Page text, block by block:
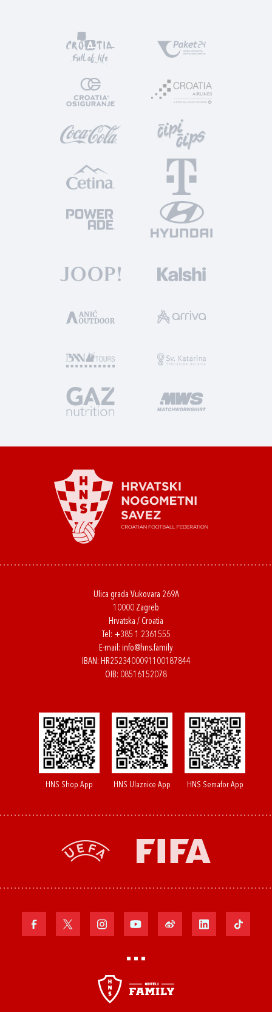
Ulica grada Vukovara 269A
10000 Zagreb
Hrvatska / Croatia
Tel: +385 1 2361555
E-mail: info@hns.family
IBAN: HR2523400091100187844
OIB: 08516152078
HNS Shop App HNS Ulaznice App HNS Semafor App